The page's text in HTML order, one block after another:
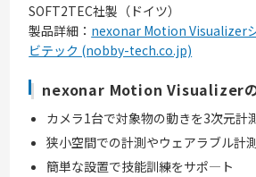
SOFT2TEC社製（ドイツ）
製品詳細： nexonar Motion Visualizer
ビテック (nobby-tech.co.jp)
nexonar Motion Visualizerの
カメラ1台で対象物の動きを3次元計
狭小空間での計測やウェアラブル計
簡単な設置で技能訓練をサポ―ト